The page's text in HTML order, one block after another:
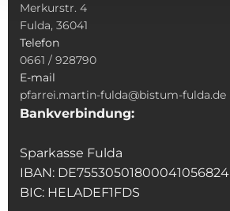
Merkurstr. 4
Fulda, 36041
Telefon
0661 / 928790
E-mail
pfarrei.martin-fulda@bistum-fulda.de
Bankverbindung:
Sparkasse Fulda
IBAN: DE75530501800041056824
BIC: HELADEF1FDS